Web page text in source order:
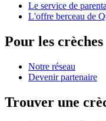
Le service de
L'offre berceau de
Pour les crèches
Notre réseau
Devenir partenaire
Trouver une